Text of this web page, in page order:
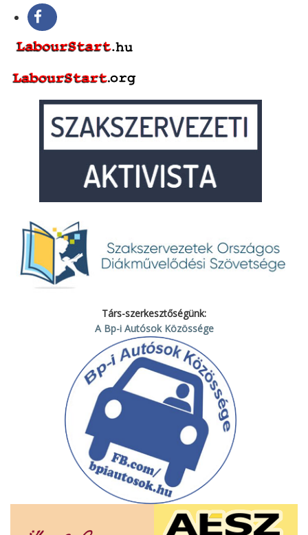
Társ-szerkesztőségünk:
A Bp-i Autósok Közössége